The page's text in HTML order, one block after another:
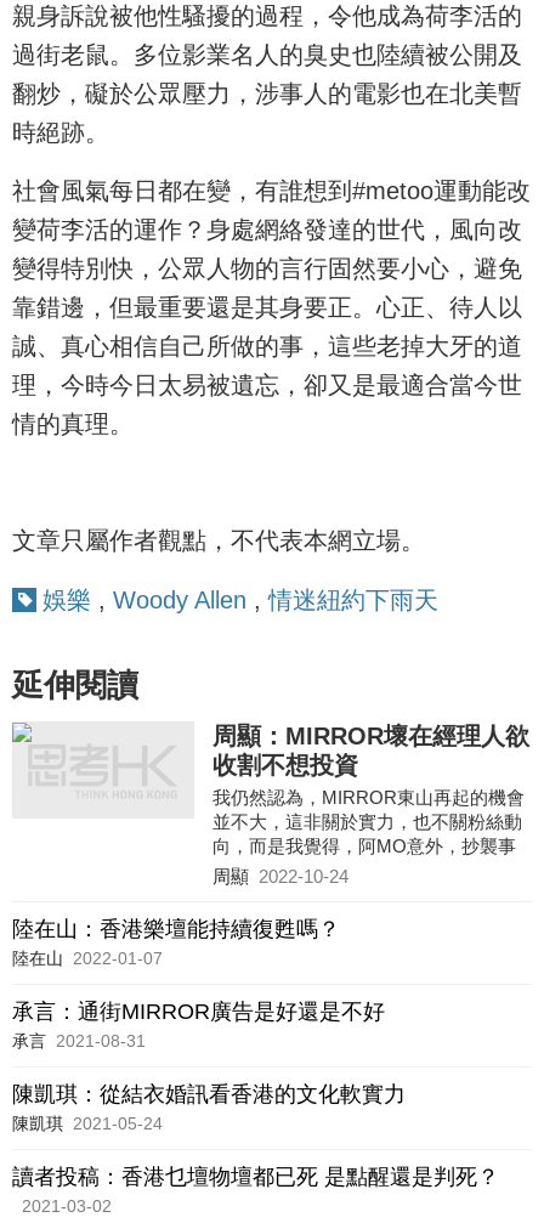
親身訴說被他性騷擾的過程，令他成為荷李活的
過街老鼠。多位影業名人的臭史也陸續被公開及
翻炒，礙於公眾壓力，涉事人的電影也在北美暫
時絕跡。
社會風氣每日都在變，有誰想到#metoo運動能改
變荷李活的運作？身處網絡發達的世代，風向改
變得特別快，公眾人物的言行固然要小心，避免
靠錯邊，但最重要還是其身要正。心正、待人以
誠、真心相信自己所做的事，這些老掉大牙的道
理，今時今日太易被遺忘，卻又是最適合當今世
情的真理。
文章只屬作者觀點，不代表本網立場。
娛樂 , Woody Allen ,情迷紐約下雨天
延伸閱讀
周顯：MIRROR壞在經理人欲
收割不想投資
我仍然認為，MIRROR東山再起的機會
並不大，這非關於實力，也不關粉絲動
向，而是我覺得，阿MO意外，抄襲事
件，歸根結底，都是歸因於其經理人慳
企圖收割，以最快速度去獲取最大利
潤，這顯然不利於鏡仔們的長期發展。
周顯 2022-10-24
陸在山：香港樂壇能持續復甦嗎？
陸在山 2022-01-07
承言：通街MIRROR廣告是好還是不好
承言 2021-08-31
陳凱琪：從結衣婚訊看香港的文化軟實力
陳凱琪 2021-05-24
讀者投稿：香港乜壇物壇都已死 是點醒還是判死？
2021-03-02